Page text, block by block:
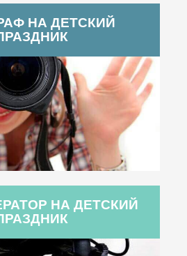
НА ДЕТСКИЙ
НА ДЕТСКИЙ